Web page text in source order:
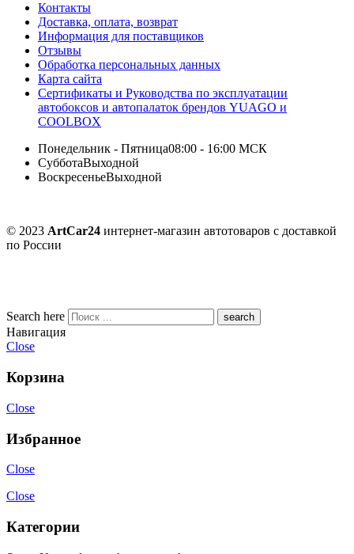
Контакты
Доставка, оплата, возврат
Информация для поставщиков
Отзывы
Обработка персональных данных
Карта сайта
Сертификаты и Руководства по эксплуатации
автобоксов и автопалаток брендов YUAGO и
COOLBOX
Понедельник - Пятница08:00 - 16:00 МСК
СубботаВыходной
ВоскресеньеВыходной
© 2023 ArtCar24 интернет-магазин автотоваров с доставкой
по России
Search here
Навигация
Close
Корзина
Close
Избранное
Close
Close
Категории